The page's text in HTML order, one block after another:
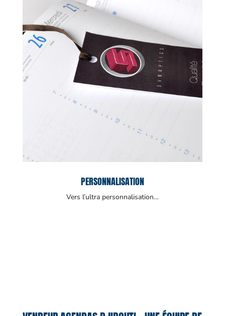
PERSONNALISATION
Vers l’ultra personnalisation…